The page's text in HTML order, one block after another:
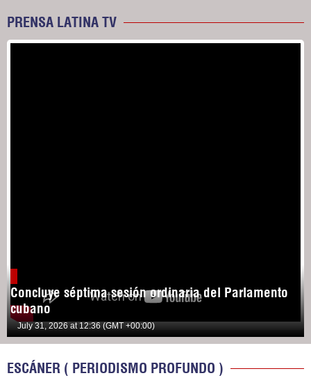
PRENSA LATINA TV
Concluye séptima sesión ordinaria del Parlamento
cubano
July 31, 2026 at 12:36 (GMT +00:00)
ESCÁNER ( PERIODISMO PROFUNDO )